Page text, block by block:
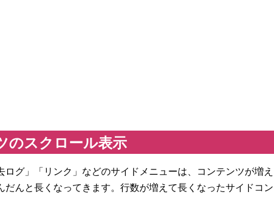
のスクロール表示
ログ」「リンク」などのサイドメニューは、コンテンツが増え
だんと長くなってきます。行数が増えて長くなったサイドコン